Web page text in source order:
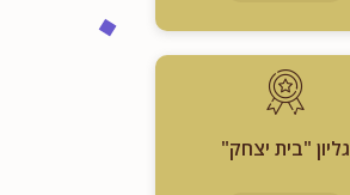
גליון "בית יצחק"